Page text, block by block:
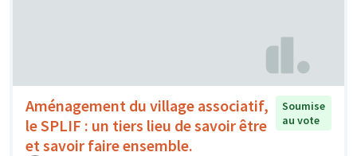
Aménagement du village associatif,
le SPLIF : un tiers lieu de savoir être
et savoir faire ensemble.
Soumise
au vote